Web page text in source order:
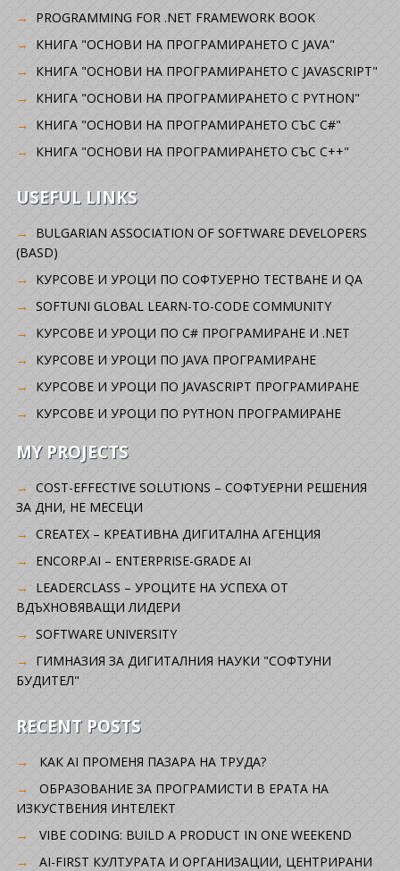
PROGRAMMING FOR .NET FRAMEWORK BOOK
КНИГА "ОСНОВИ НА ПРОГРАМИРАНЕТО С JAVA"
КНИГА "ОСНОВИ НА ПРОГРАМИРАНЕТО С JAVASCRIPT"
КНИГА "ОСНОВИ НА ПРОГРАМИРАНЕТО С PYTHON"
КНИГА "ОСНОВИ НА ПРОГРАМИРАНЕТО СЪС C#"
КНИГА "ОСНОВИ НА ПРОГРАМИРАНЕТО СЪС C++"
USEFUL LINKS
BULGARIAN ASSOCIATION OF SOFTWARE DEVELOPERS
(BASD)
KУРСОВЕ И УРОЦИ ПО СОФТУЕРНО ТЕСТВАНЕ И QA
SOFTUNI GLOBAL LEARN-TO-CODE COMMUNITY
КУРСОВЕ И УРОЦИ ПО C# ПРОГРАМИРАНЕ И .NET
КУРСОВЕ И УРОЦИ ПО JAVA ПРОГРАМИРАНЕ
КУРСОВЕ И УРОЦИ ПО JAVASCRIPT ПРОГРАМИРАНЕ
КУРСОВЕ И УРОЦИ ПО PYTHON ПРОГРАМИРАНЕ
MY PROJECTS
COST-EFFECTIVE SOLUTIONS – СОФТУЕРНИ РЕШЕНИЯ
ЗА ДНИ, НЕ МЕСЕЦИ
CREATEX – КРЕАТИВНА ДИГИТАЛНА АГЕНЦИЯ
ENCORP.AI – ENTERPRISE-GRADE AI
LEADERCLASS – УРОЦИТЕ НА УСПЕХА ОТ
ВДЪХНОВЯВАЩИ ЛИДЕРИ
SOFTWARE UNIVERSITY
ГИМНАЗИЯ ЗА ДИГИТАЛНИЯ НАУКИ "СОФТУНИ
БУДИТЕЛ"
RECENT POSTS
КАК AI ПРОМЕНЯ ПАЗАРА НА ТРУДА?
ОБРАЗОВАНИЕ ЗА ПРОГРАМИСТИ В ЕРАТА НА
ИЗКУСТВЕНИЯ ИНТЕЛЕКТ
VIBE CODING: BUILD A PRODUCT IN ONE WEEKEND
AI-FIRST КУЛТУРАТА И ОРГАНИЗАЦИИ, ЦЕНТРИРАНИ